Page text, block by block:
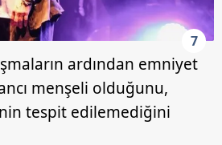
7
ardından emniyet
menşeli olduğunu,
tespit edilemediğini